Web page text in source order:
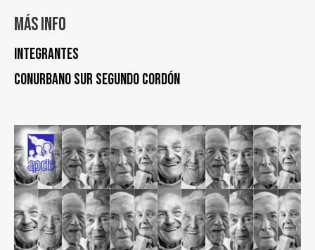
Más info
Integrantes
Conurbano Sur Segundo Cordón